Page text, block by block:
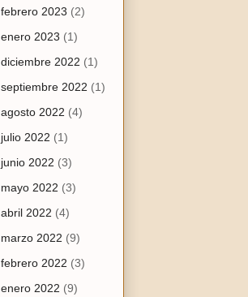
febrero 2023 (2)
enero 2023 (1)
diciembre 2022 (1)
septiembre 2022 (1)
agosto 2022 (4)
julio 2022 (1)
junio 2022 (3)
mayo 2022 (3)
abril 2022 (4)
marzo 2022 (9)
febrero 2022 (3)
enero 2022 (9)